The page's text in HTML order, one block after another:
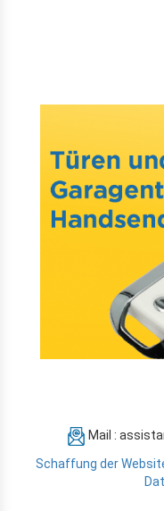
Mail :
Schaffung der